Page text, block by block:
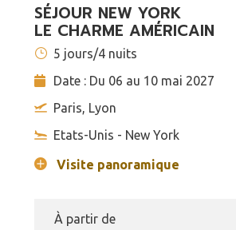
SÉJOUR NEW YORK
LE CHARME AMÉRICAIN
5 jours/4 nuits
Date : Du 06 au 10 mai 2027
Paris, Lyon
Etats-Unis - New York
Visite panoramique
À partir de